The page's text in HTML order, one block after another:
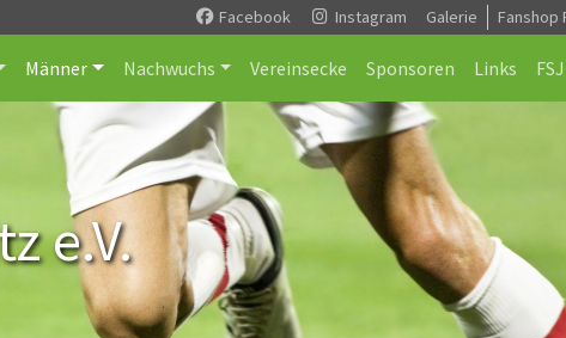
Facebook Instagram Galerie
Männer Nachwuchs Vereinsecke Sponsoren Links FSJ
e.V.